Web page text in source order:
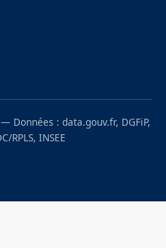
— Données : data.gouv.fr, DGFiP,
RPLS, INSEE